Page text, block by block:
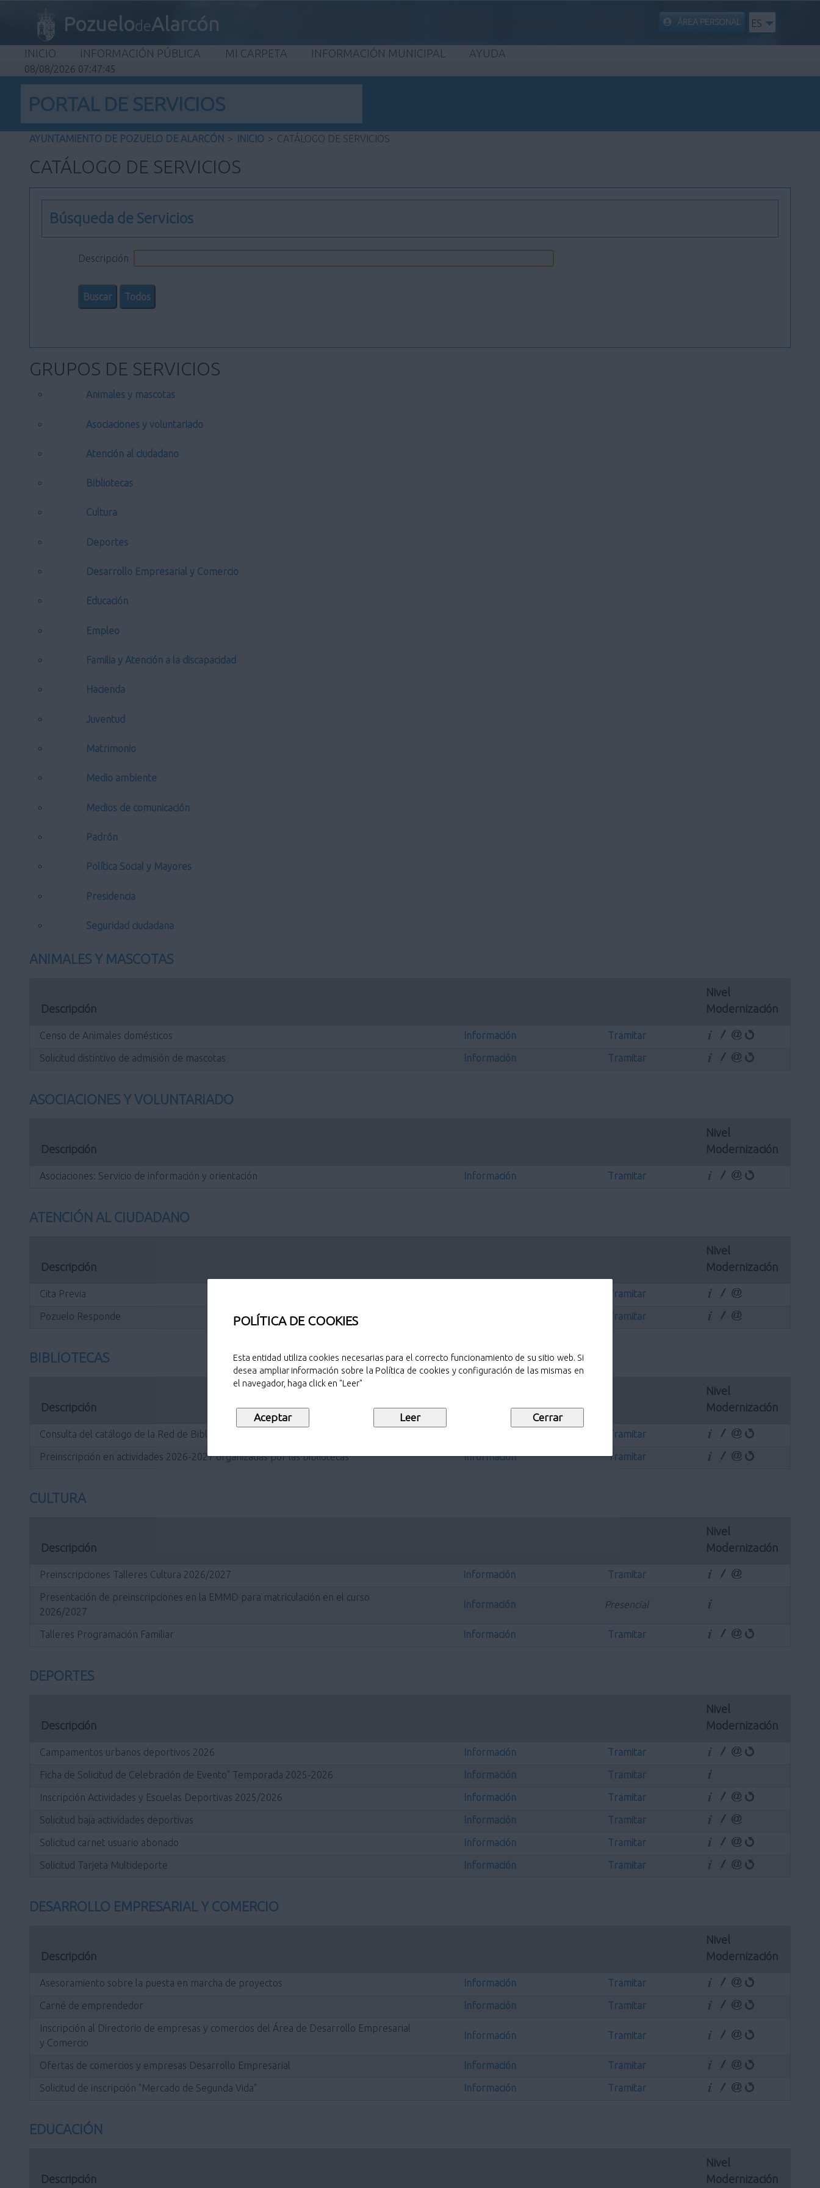
POLÍTICA DE COOKIES
Esta entidad utiliza cookies necesarias para el correcto funcionamiento de su sitio web. Si
desea ampliar información sobre la Política de cookies y configuración de las mismas en
el navegador, haga click en "Leer"
PozuelodeAlarcón ÁREA PERSONAL ES
INICIO INFORMACIÓN PÚBLICA MI CARPETA INFORMACIÓN MUNICIPAL AYUDA
08/08/2026 07:47:46
PORTAL DE SERVICIOS
AYUNTAMIENTO DE POZUELO DE ALARCÓN > INICIO > CATÁLOGO DE SERVICIOS
CATÁLOGO DE SERVICIOS
Búsqueda de Servicios
Descripción
GRUPOS DE SERVICIOS
Animales y mascotas
Asociaciones y voluntariado
Atención al ciudadano
Bibliotecas
Cultura
Deportes
Desarrollo Empresarial y Comercio
Educación
Empleo
Familia y Atención a la discapacidad
Hacienda
Juventud
Matrimonio
Medio ambiente
Medios de comunicación
Padrón
Política Social y Mayores
Presidencia
Seguridad ciudadana
ANIMALES Y MASCOTAS
Descripción
Nivel
Modernización
Censo de Animales domésticos Información Tramitar
Solicitud distintivo de admisión de mascotas Información Tramitar
ASOCIACIONES Y VOLUNTARIADO
Descripción
Nivel
Modernización
Asociaciones: Servicio de información y orientación Información Tramitar
ATENCIÓN AL CIUDADANO
Descripción
Nivel
Modernización
Cita Previa Tramitar
Pozuelo Responde Tramitar
BIBLIOTECAS
Descripción
Nivel
Modernización
Consulta del catálogo de la Red de Bibliotecas Municipales Tramitar
Preinscripción en actividades 2026-2027 organizadas por las bibliotecas Información Tramitar
CULTURA
Descripción
Nivel
Modernización
Preinscripciones Talleres Cultura 2026/2027 Información Tramitar
Presentación de preinscripciones en la EMMD para matriculación en el curso
2026/2027
Información Presencial
Talleres Programación Familiar Información Tramitar
DEPORTES
Descripción
Nivel
Modernización
Campamentos urbanos deportivos 2026 Información Tramitar
Ficha de Solicitud de Celebración de Evento" Temporada 2025-2026 Información Tramitar
Inscripción Actividades y Escuelas Deportivas 2025/2026 Información Tramitar
Solicitud baja actividades deportivas Información Tramitar
Solicitud carnet usuario abonado Información Tramitar
Solicitud Tarjeta Multideporte Información Tramitar
DESARROLLO EMPRESARIAL Y COMERCIO
Descripción
Nivel
Modernización
Asesoramiento sobre la puesta en marcha de proyectos Información Tramitar
Carné de emprendedor Información Tramitar
Inscripción al Directorio de empresas y comercios del Área de Desarrollo Empresarial
y Comercio
Información Tramitar
Ofertas de comercios y empresas Desarrollo Empresarial Información Tramitar
Solicitud de inscripción "Mercado de Segunda Vida" Información Tramitar
EDUCACIÓN
Descripción
Nivel
Modernización